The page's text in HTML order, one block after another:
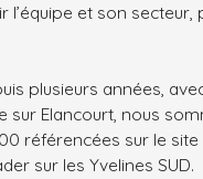
l’équipe et son
plusieurs années,
Elancourt, nous
référencées sur le site
sur les Yvelines SUD.